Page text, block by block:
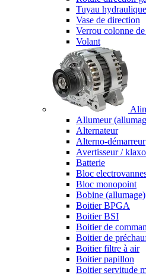
Tuyau
Vase de direction
Verrou colonne
Volant
Allumeur
Alternateur
Alterno-démarreur
Avertisseur /
Batterie
Bloc
Bloc monopoint
Bobine (allumage)
Boitier BPGA
Boitier BSI
Boitier de
Boitier de
Boitier filtre à air
Boitier papillon
Boitier servitude